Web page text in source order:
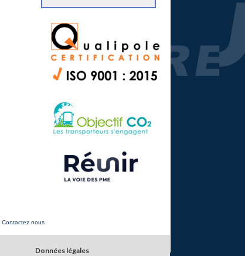
Contactez nous
Données légales